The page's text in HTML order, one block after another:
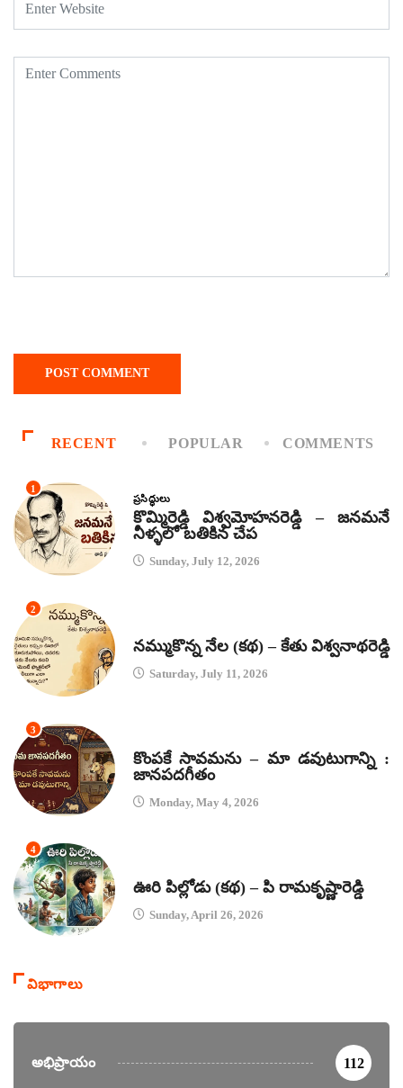
RECENT POPULAR COMMENTS
1
ప్రసిద్ధులు
కొమ్మిరెడ్డి విశ్వమోహనరెడ్డి – జనమనే
నీళ్ళలో బతికిన చేప
Sunday, July 12, 2026
2
నమ్ముకొన్న నేల (కథ) – కేతు విశ్వనాథరెడ్డి
Saturday, July 11, 2026
3
కొంపకే సావమను – మా డవుటుగాన్ని :
జానపదగీతం
Monday, May 4, 2026
4
ఊరి పిల్లోడు (కథ) – పి రామకృష్ణారెడ్డి
Sunday, April 26, 2026
విభాగాలు
అభిప్రాయం 112